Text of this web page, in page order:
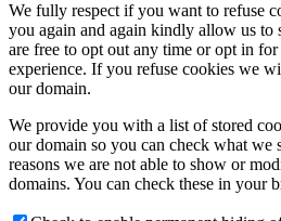
We fully respect if you want to refuse
you again and again kindly allow us to
are free to opt out any time or opt in
experience. If you refuse cookies we
our domain.
We provide you with a list of stored
our domain so you can check what we
reasons we are not able to show or
domains. You can check these in your